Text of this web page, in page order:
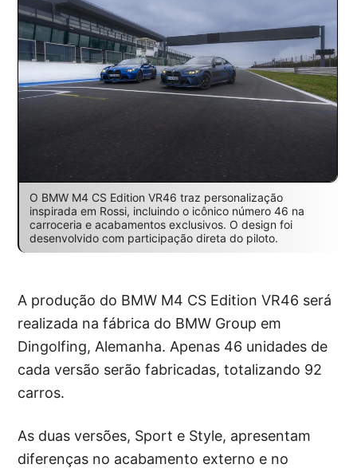
O BMW M4 CS Edition VR46 traz personalização
inspirada em Rossi, incluindo o icônico número 46 na
carroceria e acabamentos exclusivos. O design foi
desenvolvido com participação direta do piloto.
A produção do BMW M4 CS Edition VR46 será
realizada na fábrica do BMW Group em
Dingolfing, Alemanha. Apenas 46 unidades de
cada versão serão fabricadas, totalizando 92
carros.
As duas versões, Sport e Style, apresentam
diferenças no acabamento externo e no